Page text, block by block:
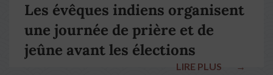
Les évêques indiens organisent
une journée de prière et de
jeûne avant les élections
LIRE PLUS →